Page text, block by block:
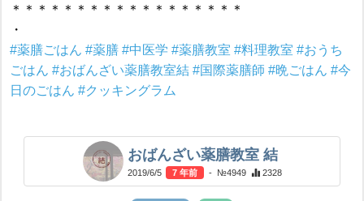
＊＊＊＊＊＊＊＊＊＊＊＊＊＊＊＊＊＊
・
#薬膳ごはん #薬膳 #中医学 #薬膳教室 #料理教室 #おうち
ごはん #おばんざい薬膳教室結 #国際薬膳師 #晩ごはん #今
日のごはん #クッキングラム
おばんざい薬膳教室 結
2019/6/5 7 年前 - №4949 2328